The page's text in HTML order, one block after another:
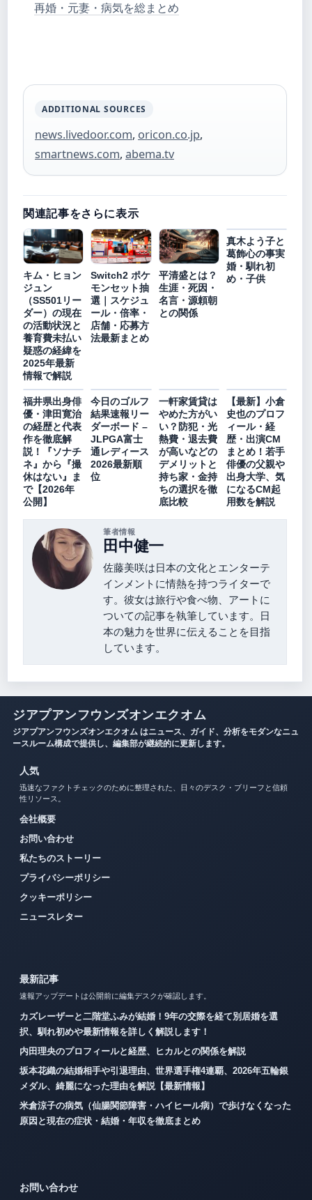
再婚・元妻・病気を総まとめ
ADDITIONAL SOURCES
news.livedoor.com, oricon.co.jp,
smartnews.com, abema.tv
関連記事をさらに表示
キム・ヒョン
ジュン
（SS501リー
ダー）の現在
の活動状況と
養育費未払い
疑惑の経緯を
2025年最新
情報で解説
Switch2 ポケ
モンセット抽
選｜スケジュ
ール・倍率・
店舗・応募方
法最新まとめ
平清盛とは？
生涯・死因・
名言・源頼朝
との関係
真木よう子と
葛飾心の事実
婚・馴れ初
め・子供
福井県出身俳
優・津田寛治
の経歴と代表
作を徹底解
説！『ソナチ
ネ』から『撮
休はない』ま
で【2026年
公開】
今日のゴルフ
結果速報リー
ダーボード –
JLPGA富士
通レディース
2026最新順
位
一軒家賃貸は
やめた方がい
い？防犯・光
熱費・退去費
が高いなどの
デメリットと
持ち家・金持
ちの選択を徹
底比較
【最新】小倉
史也のプロフ
ィール・経
歴・出演CM
まとめ！若手
俳優の父親や
出身大学、気
になるCM起
用数を解説
筆者情報
田中健一
佐藤美咲は日本の文化とエンターテ
インメントに情熱を持つライターで
す。彼女は旅行や食べ物、アートに
ついての記事を執筆しています。日
本の魅力を世界に伝えることを目指
しています。
ジアプアンフウンズオンエクオム
ジアプアンフウンズオンエクオム はニュース、ガイド、分析をモダンなニュ
ースルーム構成で提供し、編集部が継続的に更新します。
人気
迅速なファクトチェックのために整理された、日々のデスク・ブリーフと信頼
性リソース。
会社概要
お問い合わせ
私たちのストーリー
プライバシーポリシー
クッキーポリシー
ニュースレター
最新記事
速報アップデートは公開前に編集デスクが確認します。
カズレーザーと二階堂ふみが結婚！9年の交際を経て別居婚を選
択、馴れ初めや最新情報を詳しく解説します！
内田理央のプロフィールと経歴、ヒカルとの関係を解説
坂本花織の結婚相手や引退理由、世界選手権4連覇、2026年五輪銀
メダル、綺麗になった理由を解説【最新情報】
米倉涼子の病気（仙腸関節障害・ハイヒール病）で歩けなくなった
原因と現在の症状・結婚・年収を徹底まとめ
お問い合わせ